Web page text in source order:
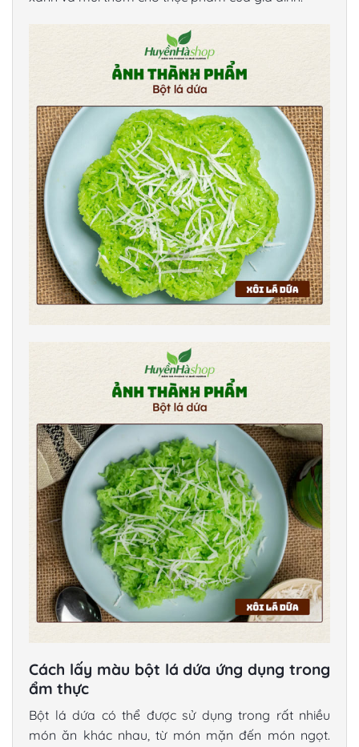
Cách lấy màu bột lá dứa ứng dụng trong
ẩm thực
Bột lá dứa có thể được sử dụng trong rất nhiều
món ăn khác nhau, từ món mặn đến món ngọt.